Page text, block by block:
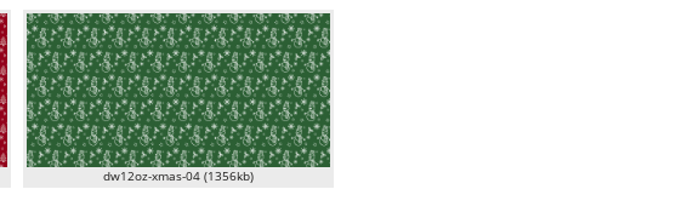
dw12oz-xmas-04 (1356kb)